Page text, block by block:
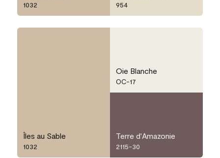
1032 954
Îles au Sable
1032
Oie Blanche
OC-17
Terre d'Amazonie
2115-30